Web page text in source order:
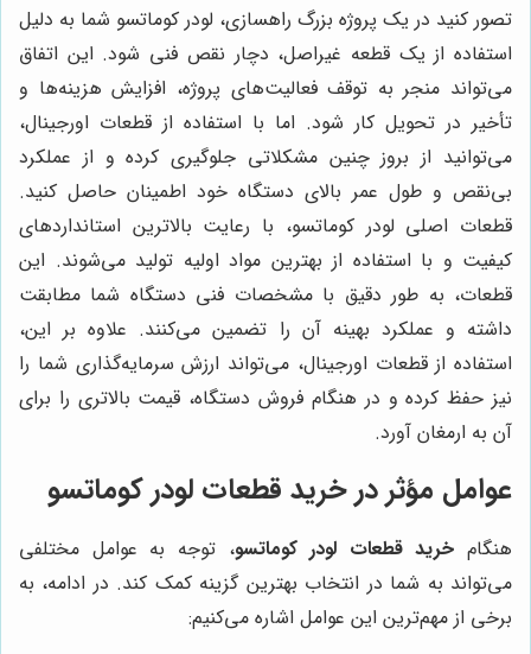
تصور کنید در یک پروژه بزرگ راهسازی، لودر کوماتسو شما به دلیل
استفاده از یک قطعه غیراصل، دچار نقص فنی شود. این اتفاق
می‌تواند منجر به توقف فعالیت‌های پروژه، افزایش هزینه‌ها و
تأخیر در تحویل کار شود. اما با استفاده از قطعات اورجینال،
می‌توانید از بروز چنین مشکلاتی جلوگیری کرده و از عملکرد
بی‌نقص و طول عمر بالای دستگاه خود اطمینان حاصل کنید.
قطعات اصلی لودر کوماتسو، با رعایت بالاترین استانداردهای
کیفیت و با استفاده از بهترین مواد اولیه تولید می‌شوند. این
قطعات، به طور دقیق با مشخصات فنی دستگاه شما مطابقت
داشته و عملکرد بهینه آن را تضمین می‌کنند. علاوه بر این،
استفاده از قطعات اورجینال، می‌تواند ارزش سرمایه‌گذاری شما را
نیز حفظ کرده و در هنگام فروش دستگاه، قیمت بالاتری را برای
آن به ارمغان آورد.
عوامل مؤثر در خرید قطعات لودر کوماتسو
هنگام خرید قطعات لودر کوماتسو، توجه به عوامل مختلفی
می‌تواند به شما در انتخاب بهترین گزینه کمک کند. در ادامه، به
برخی از مهم‌ترین این عوامل اشاره می‌کنیم: